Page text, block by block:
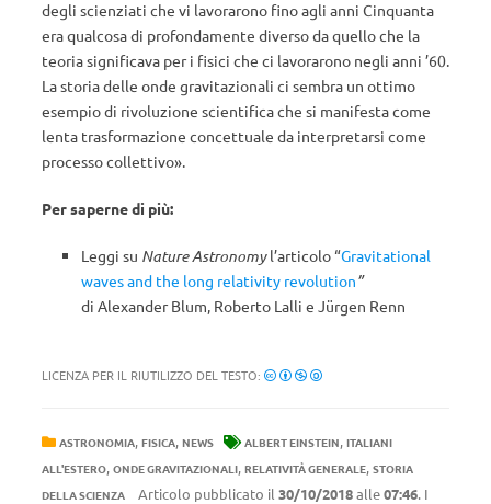
degli scienziati che vi lavorarono fino agli anni Cinquanta
era qualcosa di profondamente diverso da quello che la
teoria significava per i fisici che ci lavorarono negli anni ’60.
La storia delle onde gravitazionali ci sembra un ottimo
esempio di rivoluzione scientifica che si manifesta come
lenta trasformazione concettuale da interpretarsi come
processo collettivo».
Per saperne di più:
Leggi su Nature Astronomyl’articolo “Gravitational
waves and the long relativity revolution”
di Alexander Blum, Roberto Lalli e Jürgen Renn
LICENZA PER IL RIUTILIZZO DEL TESTO:
ASTRONOMIA, FISICA, NEWS ALBERT EINSTEIN, ITALIANI
ALL'ESTERO, ONDE GRAVITAZIONALI, RELATIVITÀ GENERALE, STORIA
DELLA SCIENZA
Articolo pubblicato il 30/10/2018alle07:46. I